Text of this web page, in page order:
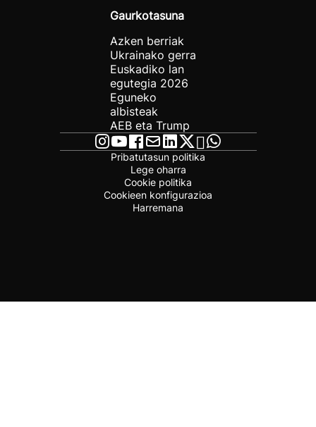
Gaurkotasuna
Azken berriak
Ukrainako gerra
Euskadiko lan
egutegia 2026
Eguneko
albisteak
AEB eta Trump
Pribatutasun politika
Lege oharra
Cookie politika
Cookieen konfigurazioa
Harremana